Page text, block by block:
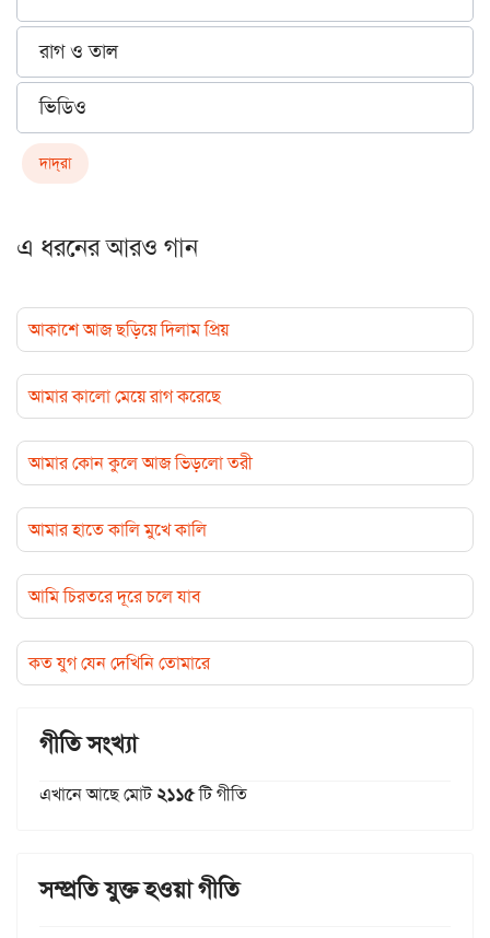
রাগ ও তাল
ভিডিও
দাদ্‌রা
এ ধরনের আরও গান
আকাশে আজ ছড়িয়ে দিলাম প্রিয়
আমার কালো মেয়ে রাগ করেছে
আমার কোন কুলে আজ ভিড়লো তরী
আমার হাতে কালি মুখে কালি
আমি চিরতরে দূরে চলে যাব
কত যুগ যেন দেখিনি তোমারে
গীতি সংখ্যা
এখানে আছে মোট২১১৫টি গীতি
সম্প্রতি যুক্ত হওয়া গীতি